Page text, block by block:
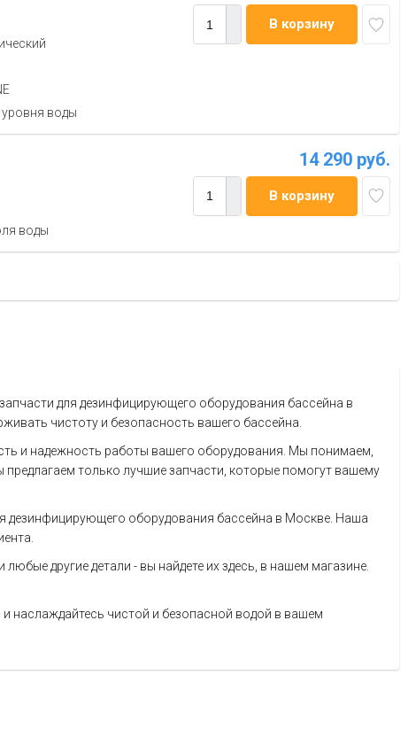
воды
В корзину
воды
14 290 руб.
В корзину
для дезинфицирующего оборудования бассейна в
чистоту и безопасность вашего бассейна.
и надежность работы вашего оборудования. Мы понимаем,
только лучшие запчасти, которые помогут вашему
дезинфицирующего оборудования бассейна в Москве. Наша
другие детали - вы найдете их здесь, в нашем магазине.
наслаждайтесь чистой и безопасной водой в вашем